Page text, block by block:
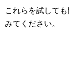
これらを試して
みてください。